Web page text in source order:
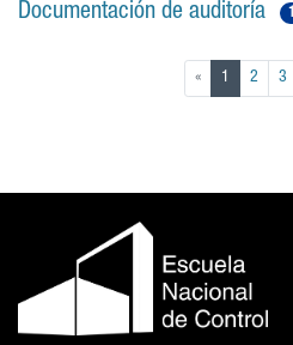
Documentación de auditoría 1
« 1 (current)
2 3